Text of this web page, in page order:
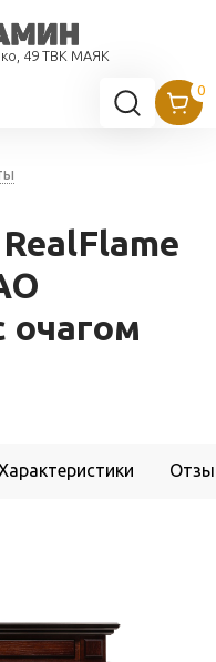
49 ТВК МАЯК
очагом